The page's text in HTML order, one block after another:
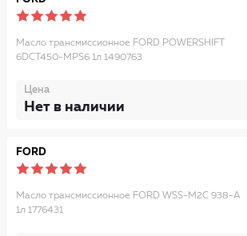
Масло трансмиссионное FORD POWERSHIFT
6DCT450-MPS6 1л 1490763
Цена
Нет в наличии
FORD
Масло трансмиссионное FORD WSS-M2C 938-A
1л 1776431